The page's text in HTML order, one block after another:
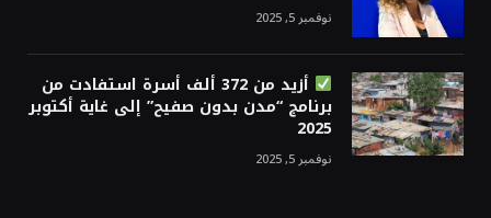
نوفمبر 5, 2025
أزيد من 372 ألف أسرة استفادت من
برنامج “مدن بدون صفيح” إلى غاية أكتوبر
2025
نوفمبر 5, 2025